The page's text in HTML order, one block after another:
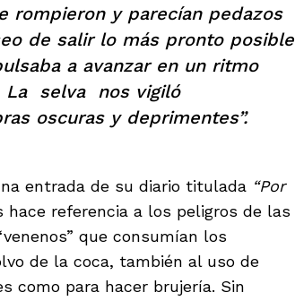
rompieron y parecían pedazos
de salir lo más pronto posible
a avanzar en un ritmo
La selva nos vigiló
oscuras y deprimentes”.
entrada de su diario titulada “Por
hace referencia a los peligros de las
que consumían los
de la coca, también al uso de
como para hacer brujería. Sin